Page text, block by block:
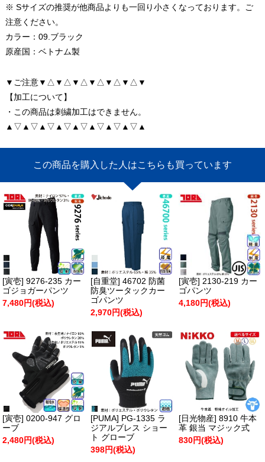
※ Sサイズの推奨が他商品よりも一回り小さくなっております。ご
注意ください。
カラー：09.ブラック
原産国：ベトナム製
▼ご注意▼△▼△▼△▼△▼△▼△▼
【加工について】
・この商品は刺繍加工はできません。
▲▽▲▽▲▽▲▽▲▽▲▽▲▽▲▽▲
この商品を購入した人はこちらも買っています
[寅壱] 9276-235 カー
ゴジョガーパンツ
7,480円(税込)
[自重堂] 46702 防菌
防臭ツータックカー
ゴパンツ
2,970円(税込)
[寅壱] 2130-219 カー
ゴパンツ
4,180円(税込)
[寅壱] 0200-947 グロ
ーブ
2,480円(税込)
[PUMA] PG-1335 ラ
ジアルブレス ショー
ト グローブ
398円(税込)
[日光物産] 8910 牛本
革 銀当 マジック式
830円(税込)